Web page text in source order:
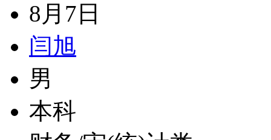
8月7日
闫旭
男
本科